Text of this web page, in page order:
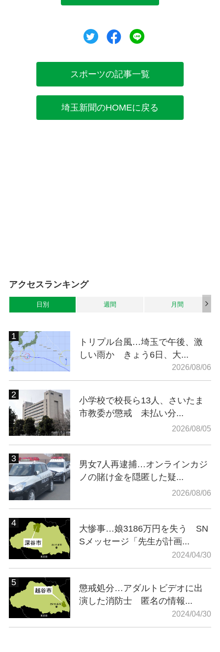
ツイートシェア
スポーツの記事一覧
埼玉新聞のHOMEに戻る
アクセスランキング
日別 週間 月間
トリプル台風…埼玉で午後、激
しい雨か きょう6日、大...
2026/08/06
小学校で校長ら13人、さいたま
市教委が懲戒 未払い分...
2026/08/05
男女7人再逮捕…オンラインカジ
ノの賭け金を隠匿した疑...
2026/08/06
大惨事…娘3186万円を失う SN
Sメッセージ「先生が計画...
2024/04/30
懲戒処分…アダルトビデオに出
演した消防士 匿名の情報...
2024/04/30